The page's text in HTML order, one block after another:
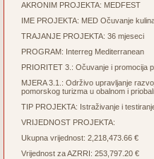
AKRONIM PROJEKTA: MEDFEST
IME PROJEKTA: MED Očuvanje
TRAJANJE PROJEKTA: 36 mjeseci
PROGRAM: Interreg Mediterranean
PRIORITET 3.: Očuvanje i promocija
MJERA 3.1.: Održivo upravljanje
pomorskog turizma u obalnom i
TIP PROJEKTA: Istraživanje i
VRIJEDNOST PROJEKTA:
Ukupna vrijednost: 2,218,473.66 €
Vrijednost za AZRRI: 253,797.20 €